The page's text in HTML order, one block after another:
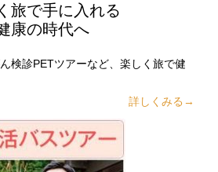
旅で手に入れる
康の時代へ
検診PETツアーなど、楽しく旅で健
詳しくみる→